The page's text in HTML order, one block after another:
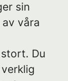
sin
våra
Du